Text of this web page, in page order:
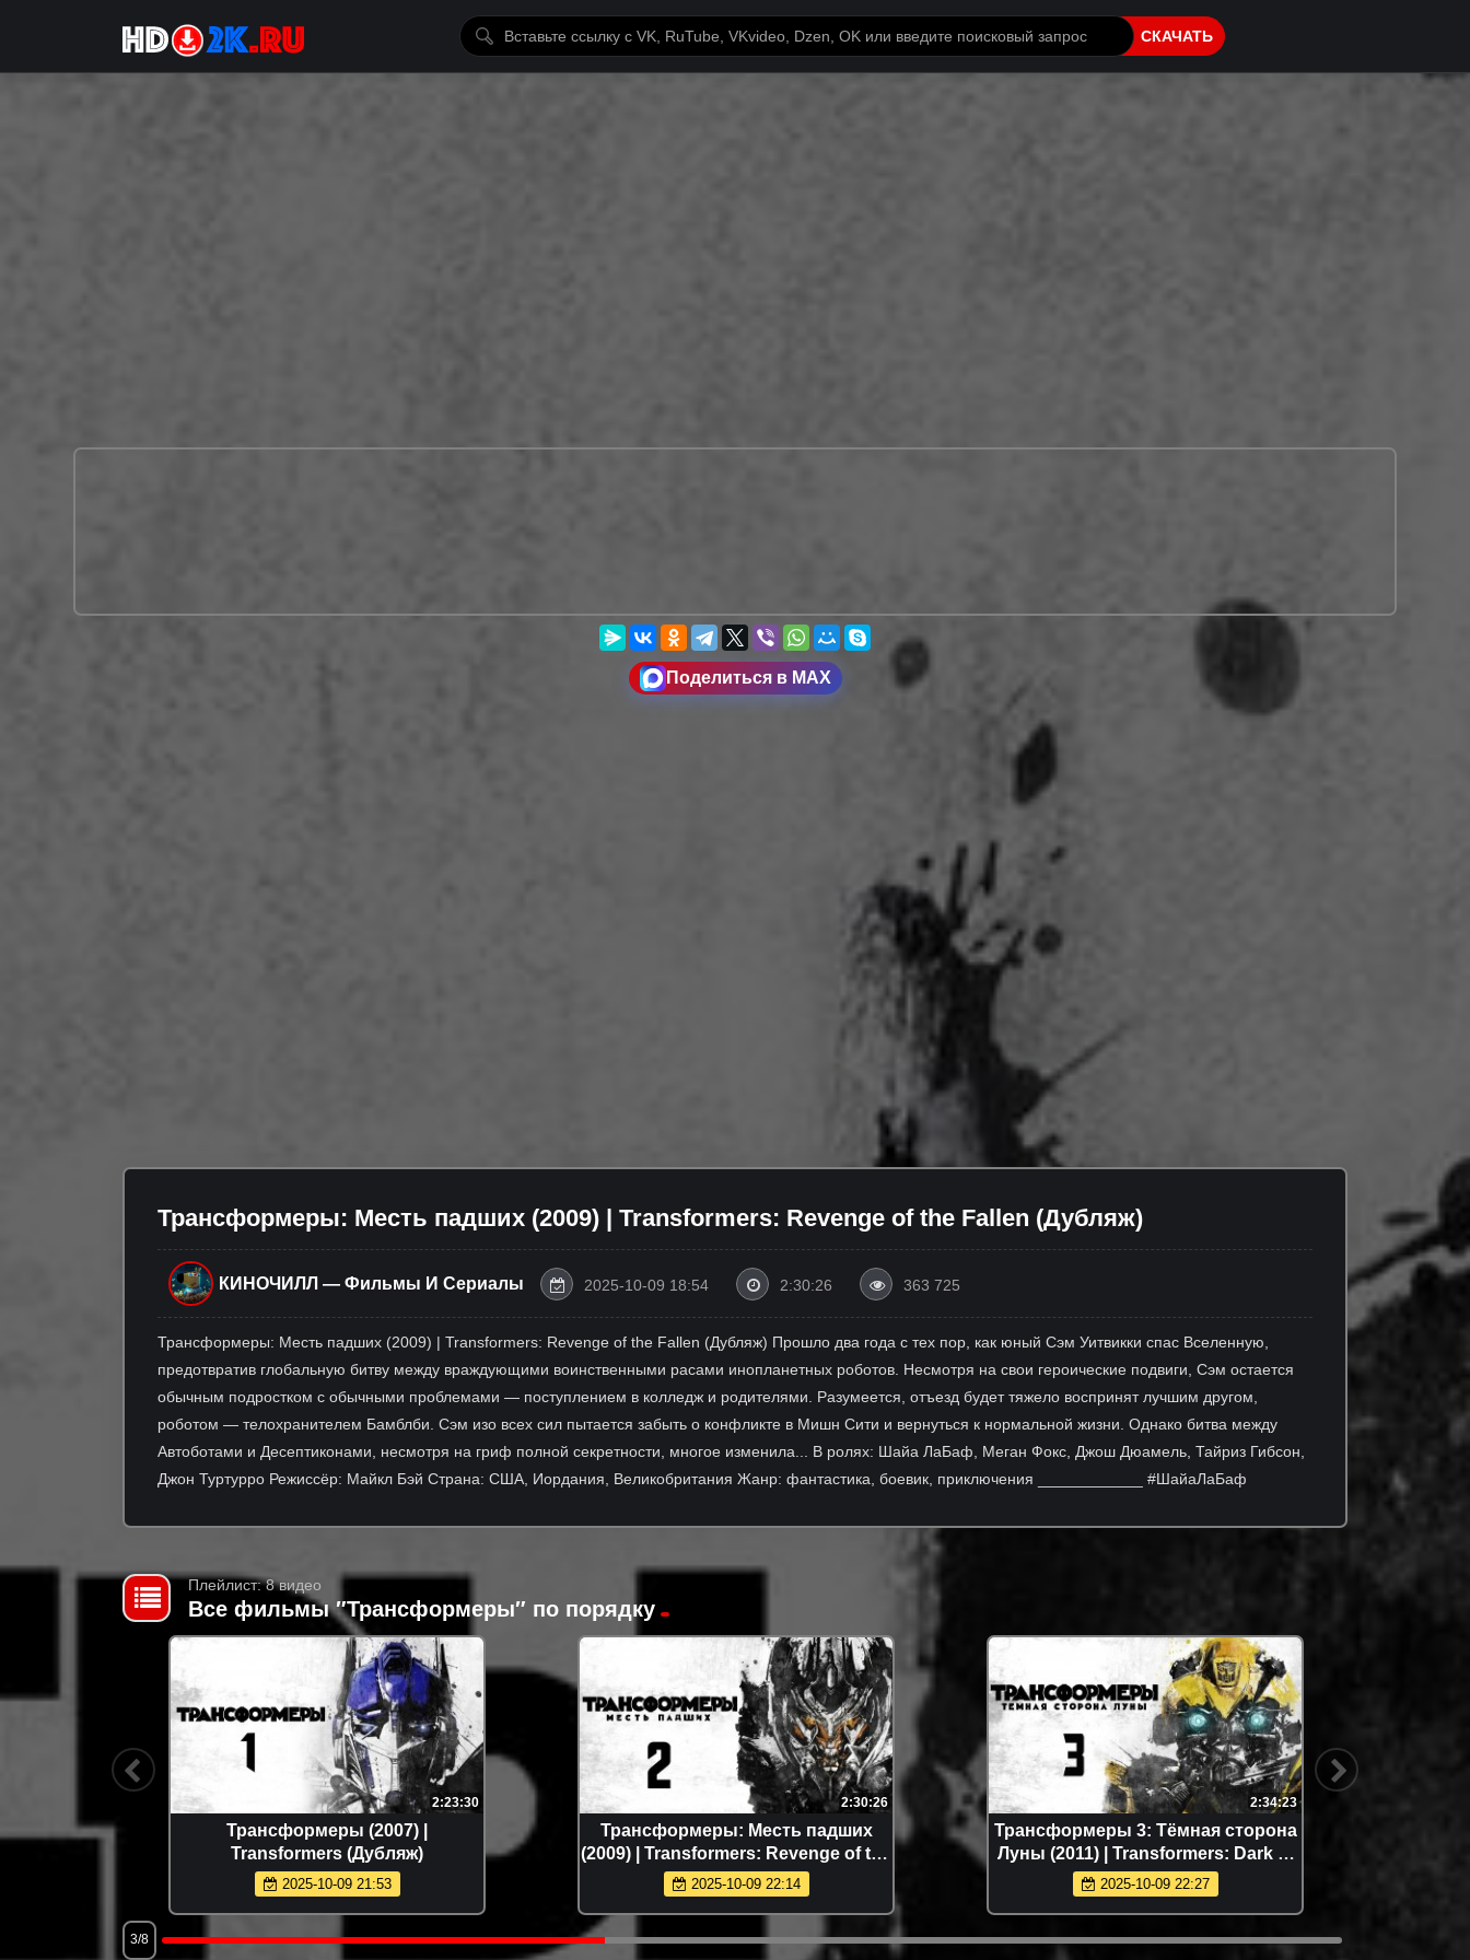
СКАЧАТЬ
Поделиться в MAX
Трансформеры: Месть падших (2009) | Transformers: Revenge of the Fallen (Дубляж)
КИНОЧИЛЛ — Фильмы И Сериалы 2025-10-09 18:54 2:30:26 363 725
Трансформеры: Месть падших (2009) | Transformers: Revenge of the Fallen (Дубляж) Прошло два года с тех пор, как юный Сэм Уитвикки спас Вселенную,
предотвратив глобальную битву между враждующими воинственными расами инопланетных роботов. Несмотря на свои героические подвиги, Сэм остается
обычным подростком с обычными проблемами — поступлением в колледж и родителями. Разумеется, отъезд будет тяжело воспринят лучшим другом,
роботом — телохранителем Бамблби. Сэм изо всех сил пытается забыть о конфликте в Мишн Сити и вернуться к нормальной жизни. Однако битва между
Автоботами и Десептиконами, несмотря на гриф полной секретности, многое изменила... В ролях: Шайа ЛаБаф, Меган Фокс, Джош Дюамель, Тайриз Гибсон,
Джон Туртурро Режиссёр: Майкл Бэй Страна: США, Иордания, Великобритания Жанр: фантастика, боевик, приключения ____________ #ШайаЛаБаф
Плейлист: 8 видео
Все фильмы ″Трансформеры″ по порядку
2:23:30
Трансформеры (2007) |
Transformers (Дубляж)
2025-10-09 21:53
2:30:26
Трансформеры: Месть падших
(2009) | Transformers: Revenge of the
Fallen (Дубляж)
2025-10-09 22:14
2:34:23
Трансформеры 3: Тёмная сторона
Луны (2011) | Transformers: Dark of
the Moon (Дубляж)
2025-10-09 22:27
3/8